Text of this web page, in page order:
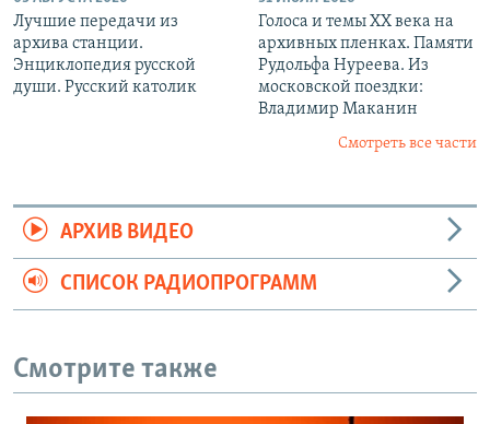
Лучшие передачи из
архива станции.
Энциклопедия русской
души. Русский католик
Голоса и темы XX века на
архивных пленках. Памяти
Рудольфа Нуреева. Из
московской поездки:
Владимир Маканин
Смотреть все части
АРХИВ ВИДЕО
СПИСОК РАДИОПРОГРАММ
Смотрите также